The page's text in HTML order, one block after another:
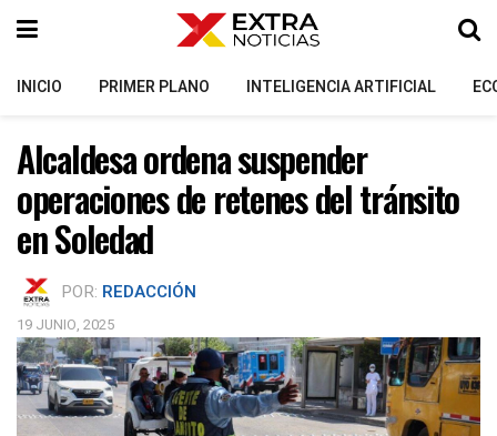
INICIO PRIMER PLANO INTELIGENCIA ARTIFICIAL
Alcaldesa ordena suspender
operaciones de retenes del tránsito
en Soledad
POR: REDACCIÓN
19 JUNIO, 2025